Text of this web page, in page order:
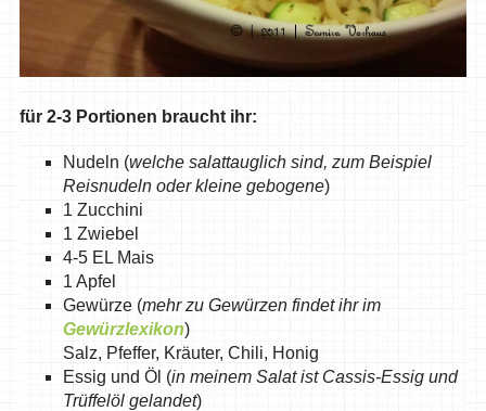
für 2-3 Portionen braucht ihr:
Nudeln (welche salattauglich sind, zum Beispiel
Reisnudeln oder kleine gebogene)
1 Zucchini
1 Zwiebel
4-5 EL Mais
1 Apfel
Gewürze (mehr zu Gewürzen findet ihr im
Gewürzlexikon)
Salz, Pfeffer, Kräuter, Chili, Honig
Essig und Öl (in meinem Salat ist Cassis-Essig und
Trüffelöl gelandet)